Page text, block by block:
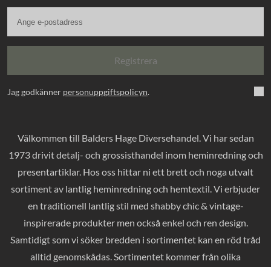
Registrera
Jag godkänner personuppgiftspolicyn.
Välkommen till Balders Hage Diversehandel. Vi har sedan
1973 drivit detalj- och grossisthandel inom heminredning och
presentartiklar. Hos oss hittar ni ett brett och noga utvalt
sortiment av lantlig heminredning och hemtextil. Vi erbjuder
en traditionell lantlig stil med shabby chic & vintage-
inspirerade produkter men också enkel och ren design.
Samtidigt som vi söker bredden i sortimentet kan en röd tråd
alltid genomskådas. Sortimentet kommer från olika